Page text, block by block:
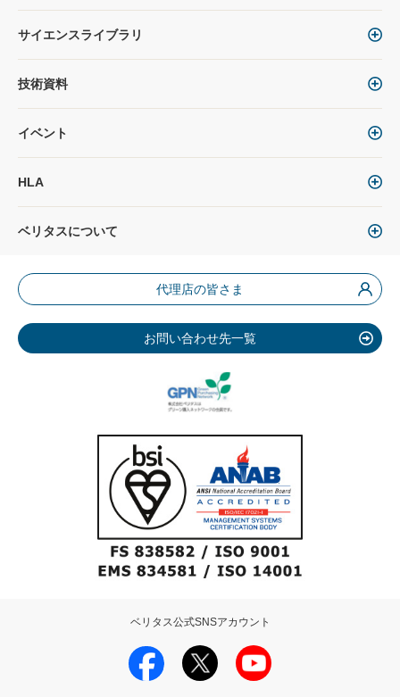
サイエンスライブラリ
技術資料
イベント
HLA
ベリタスについて
代理店の皆さま
お問い合わせ先一覧
ベリタス公式SNSアカウント